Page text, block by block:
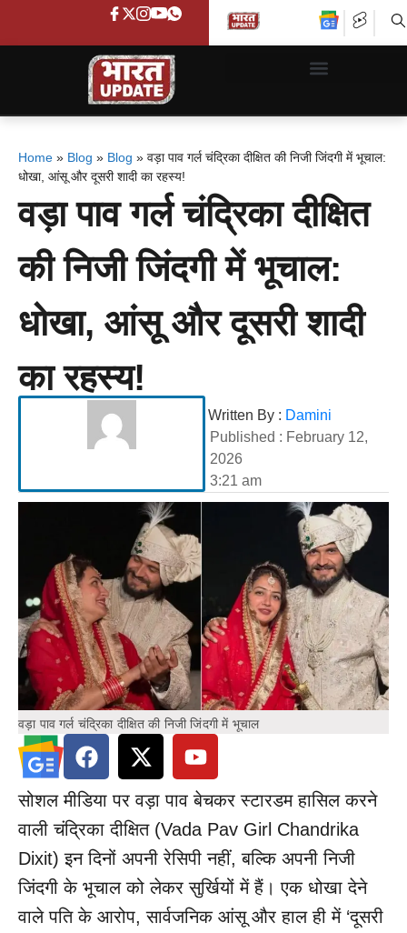
Home » Blog » Blog » वड़ा पाव गर्ल चंद्रिका दीक्षित की निजी जिंदगी में भूचाल:
धोखा, आंसू और दूसरी शादी का रहस्य!
वड़ा पाव गर्ल चंद्रिका दीक्षित
की निजी जिंदगी में भूचाल:
धोखा, आंसू और दूसरी शादी
का रहस्य!
Written By : Damini
Published : February 12,
2026
3:21 am
वड़ा पाव गर्ल चंद्रिका दीक्षित की निजी जिंदगी में भूचाल
सोशल मीडिया पर वड़ा पाव बेचकर स्टारडम हासिल करने
वाली चंद्रिका दीक्षित (Vada Pav Girl Chandrika
Dixit) इन दिनों अपनी रेसिपी नहीं, बल्कि अपनी निजी
जिंदगी के भूचाल को लेकर सुर्खियों में हैं। एक धोखा देने
वाले पति के आरोप, सार्वजनिक आंसू और हाल ही में ‘दूसरी